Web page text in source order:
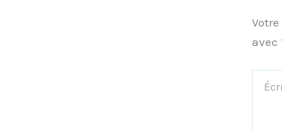
avec
ici…